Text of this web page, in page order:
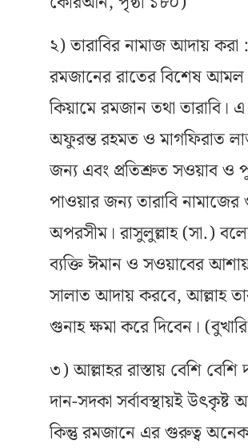
২) তারাবির নামাজ আদায় করা :
রমজানের রাতের বিশেষ
কিয়ামে রমজান তথা তারাবি।
অফুরন্ত রহমত ও মাগফিরাত
জন্য এবং প্রতিশ্রুত সওয়াব ও
পাওয়ার জন্য তারাবি
অপরসীম। রাসুলুল্লাহ (সা.)
ব্যক্তি ঈমান ও সওয়াবের
সালাত আদায় করবে, আল্লাহ
গুনাহ ক্ষমা করে দিবেন।
৩) আল্লাহর রাস্তায় বেশি বেশি
দান-সদকা সর্বাবস্থায়ই
কিন্তু রমজানে এর গুরুত্ব